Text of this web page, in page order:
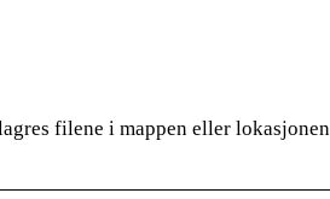
filene i mappen eller lokasjonen